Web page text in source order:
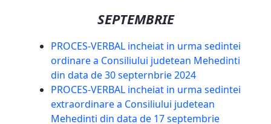
SEPTEMBRIE
PROCES-VERBAL incheiat in urma sedintei
ordinare a Consiliului judetean Mehedinti
din data de 30 septernbrie 2024
PROCES-VERBAL incheiat in urma sedintei
extraordinare a Consiliului judetean
Mehedinti din data de 17 septembrie